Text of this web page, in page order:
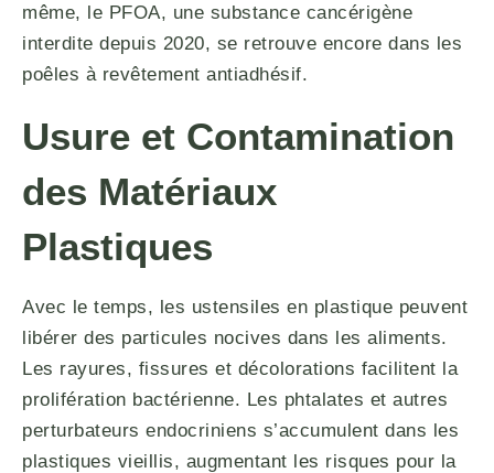
même, le PFOA, une substance cancérigène
interdite depuis 2020, se retrouve encore dans les
poêles à revêtement antiadhésif.
Usure et Contamination
des Matériaux
Plastiques
Avec le temps, les ustensiles en plastique peuvent
libérer des particules nocives dans les aliments.
Les rayures, fissures et décolorations facilitent la
prolifération bactérienne. Les phtalates et autres
perturbateurs endocriniens s’accumulent dans les
plastiques vieillis, augmentant les risques pour la